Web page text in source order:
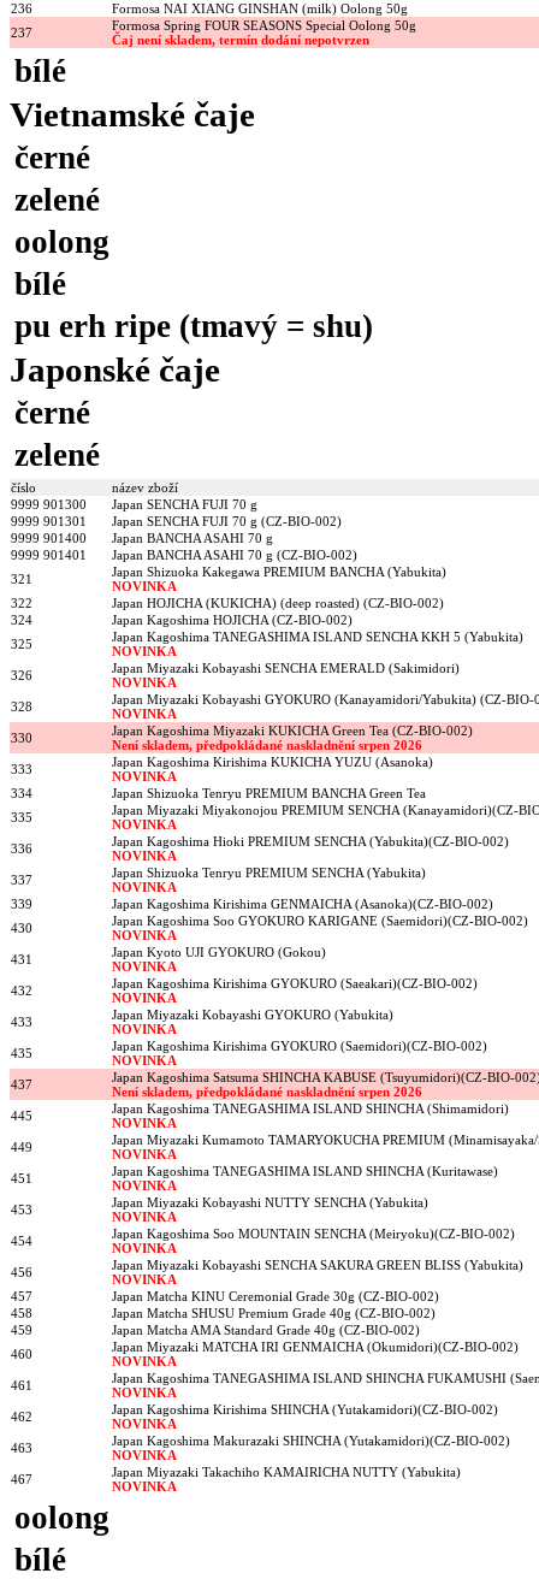
236
Formosa NAI XIANG GINSHAN (milk) Oolong 50g
237
Formosa Spring FOUR SEASONS Special Oolong 50g
Čaj není skladem, termín dodání nepotvrzen
bílé
Vietnamské čaje
černé
zelené
oolong
bílé
pu erh ripe (tmavý = shu)
Japonské čaje
černé
zelené
číslo
název zboží
9999 901300
Japan SENCHA FUJI 70 g
9999 901301
Japan SENCHA FUJI 70 g (CZ-BIO-002)
9999 901400
Japan BANCHA ASAHI 70 g
9999 901401
Japan BANCHA ASAHI 70 g (CZ-BIO-002)
321
Japan Shizuoka Kakegawa PREMIUM BANCHA (Yabukita)
NOVINKA
322
Japan HOJICHA (KUKICHA) (deep roasted) (CZ-BIO-002)
324
Japan Kagoshima HOJICHA (CZ-BIO-002)
325
Japan Kagoshima TANEGASHIMA ISLAND SENCHA KKH 5 (Yabukita)
NOVINKA
326
Japan Miyazaki Kobayashi SENCHA EMERALD (Sakimidori)
NOVINKA
328
Japan Miyazaki Kobayashi GYOKURO (Kanayamidori/Yabukita) (CZ-BIO-
NOVINKA
330
Japan Kagoshima Miyazaki KUKICHA Green Tea (CZ-BIO-002)
Není skladem, předpokládané naskladnění srpen 2026
333
Japan Kagoshima Kirishima KUKICHA YUZU (Asanoka)
NOVINKA
334
Japan Shizuoka Tenryu PREMIUM BANCHA Green Tea
335
Japan Miyazaki Miyakonojou PREMIUM SENCHA (Kanayamidori)(CZ-
NOVINKA
336
Japan Kagoshima Hioki PREMIUM SENCHA (Yabukita)(CZ-BIO-002)
NOVINKA
337
Japan Shizuoka Tenryu PREMIUM SENCHA (Yabukita)
NOVINKA
339
Japan Kagoshima Kirishima GENMAICHA (Asanoka)(CZ-BIO-002)
430
Japan Kagoshima Soo GYOKURO KARIGANE (Saemidori)(CZ-BIO-002)
NOVINKA
431
Japan Kyoto UJI GYOKURO (Gokou)
NOVINKA
432
Japan Kagoshima Kirishima GYOKURO (Saeakari)(CZ-BIO-002)
NOVINKA
433
Japan Miyazaki Kobayashi GYOKURO (Yabukita)
NOVINKA
435
Japan Kagoshima Kirishima GYOKURO (Saemidori)(CZ-BIO-002)
NOVINKA
437
Japan Kagoshima Satsuma SHINCHA KABUSE (Tsuyumidori)(CZ-BIO-
Není skladem, předpokládané naskladnění srpen 2026
445
Japan Kagoshima TANEGASHIMA ISLAND SHINCHA (Shimamidori)
NOVINKA
449
Japan Miyazaki Kumamoto TAMARYOKUCHA PREMIUM
NOVINKA
451
Japan Kagoshima TANEGASHIMA ISLAND SHINCHA (Kuritawase)
NOVINKA
453
Japan Miyazaki Kobayashi NUTTY SENCHA (Yabukita)
NOVINKA
454
Japan Kagoshima Soo MOUNTAIN SENCHA (Meiryoku)(CZ-BIO-002)
NOVINKA
456
Japan Miyazaki Kobayashi SENCHA SAKURA GREEN BLISS (Yabukita)
NOVINKA
457
Japan Matcha KINU Ceremonial Grade 30g (CZ-BIO-002)
458
Japan Matcha SHUSU Premium Grade 40g (CZ-BIO-002)
459
Japan Matcha AMA Standard Grade 40g (CZ-BIO-002)
460
Japan Miyazaki MATCHA IRI GENMAICHA (Okumidori)(CZ-BIO-002)
NOVINKA
461
Japan Kagoshima TANEGASHIMA ISLAND SHINCHA FUKAMUSHI
NOVINKA
462
Japan Kagoshima Kirishima SHINCHA (Yutakamidori)(CZ-BIO-002)
NOVINKA
463
Japan Kagoshima Makurazaki SHINCHA (Yutakamidori)(CZ-BIO-002)
NOVINKA
467
Japan Miyazaki Takachiho KAMAIRICHA NUTTY (Yabukita)
NOVINKA
oolong
bílé